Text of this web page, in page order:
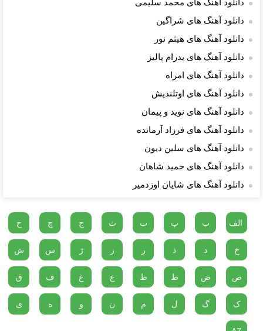
دانلود آهنگ های محمد سلیمی
دانلود آهنگ های شراگین
دانلود آهنگ های هیثم نور
دانلود آهنگ های پدرام پالیز
دانلود آهنگ های امراه
دانلود آهنگ های اوتلندیش
دانلود آهنگ های نوید و پیمان
دانلود آهنگ های فرزاد آرمانده
دانلود آهنگ های سلین دیون
دانلود آهنگ های حمید شاهان
دانلود آهنگ های شایان اوزدمیر
الف ب پ ت ث ج چ ح
خ د ذ ر ز ژ س ش
ص ض ط ظ ع غ ف ق
ک گ ل م ن و ه ی